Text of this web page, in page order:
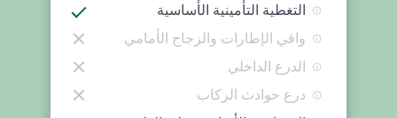
التغطية التأمينية الأساسية
واقي الإطارات والزجاج الأمامي
الدرع الداخلي
درع حوادث الركاب